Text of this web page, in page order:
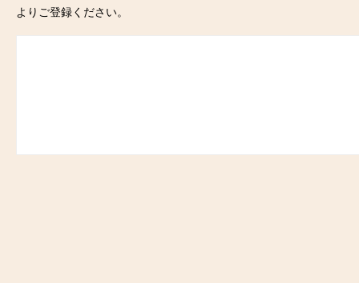
よりご登録ください。